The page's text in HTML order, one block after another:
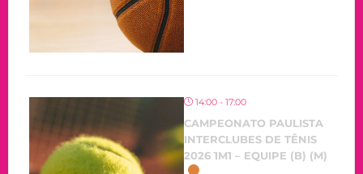
14:00 - 17:00
CAMPEONATO PAULISTA
INTERCLUBES DE TÊNIS
2026 1M1 – EQUIPE (B) (M)